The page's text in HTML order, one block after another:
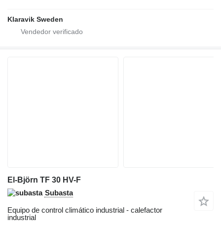
Klaravik Sweden
El-Björn TF 30 HV-F
Subasta
Equipo de control climático industrial - calefactor
industrial